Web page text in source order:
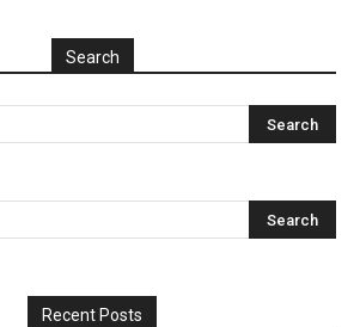
Search
Recent Posts